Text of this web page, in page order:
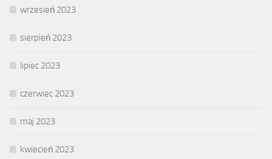
wrzesień 2023
sierpień 2023
lipiec 2023
czerwiec 2023
maj 2023
kwiecień 2023